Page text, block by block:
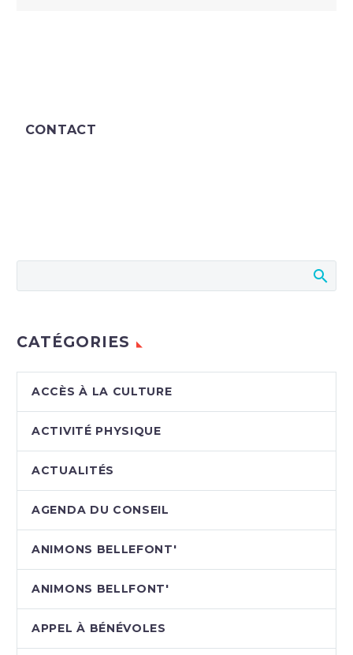
CONTACT
CATÉGORIES
ACCÈS À LA CULTURE
ACTIVITÉ PHYSIQUE
ACTUALITÉS
AGENDA DU CONSEIL
ANIMONS BELLEFONT'
ANIMONS BELLFONT'
APPEL À BÉNÉVOLES